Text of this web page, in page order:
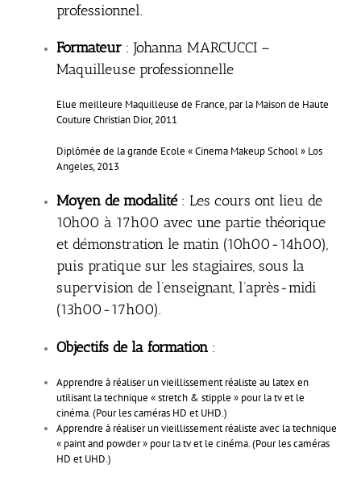
professionnel.
Formateur : Johanna MARCUCCI –
Maquilleuse professionnelle
Elue meilleure Maquilleuse de France, par la Maison de Haute
Couture Christian Dior, 2011
Diplômée de la grande Ecole « Cinema Makeup School » Los
Angeles, 2013
Moyen de modalité: Les cours ont lieu de
10h00 à 17h00 avec une partie théorique
et démonstration le matin (10h00-14h00),
puis pratique sur les stagiaires, sous la
supervision de l’enseignant, l’après-midi
(13h00-17h00).
Objectifs de la formation :
Apprendre à réaliser un vieillissement réaliste au latex en
utilisant la technique « stretch & stipple » pour la tv et le
cinéma. (Pour les caméras HD et UHD.)
Apprendre à réaliser un vieillissement réaliste avec la technique
« paint and powder » pour la tv et le cinéma. (Pour les caméras
HD et UHD.)